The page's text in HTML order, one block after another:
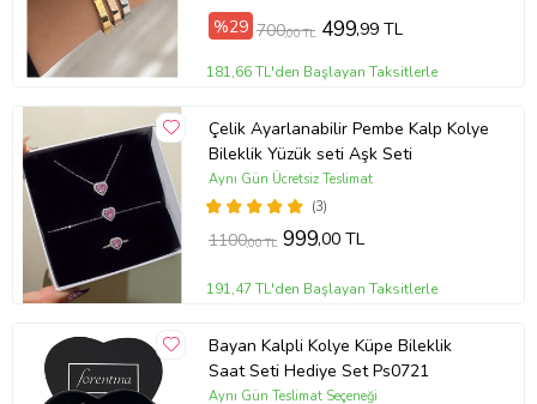
Günü Hediye Aksesuar Bijuteri
Hediyelik Doğum Günü Yıl Dönümü
Bileklik Setleri Hediyeleri Kız Bayan
%29 700,00 TL 499,99 TL
181,66 TL'den Başlayan Taksitlerle
Çelik Ayarlanabilir Pembe Kalp Kolye
Bileklik Yüzük seti Aşk Seti
(3)
Aynı Gün Ücretsiz Teslimat
1100,00 TL 999,00 TL
191,47 TL'den Başlayan Taksitlerle
Bayan Kalpli Kolye Küpe Bileklik
Saat Seti Hediye Set Ps0721
Aynı Gün Teslimat Seçeneği